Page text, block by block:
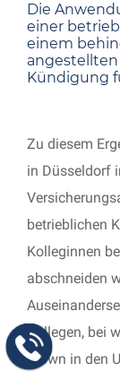
Die
einer
einem
Kündigung
Zu diesem
in Düsseldorf
betrieblichen
Kolleginnen
abschneiden
Kollegen, bei
Clown in den